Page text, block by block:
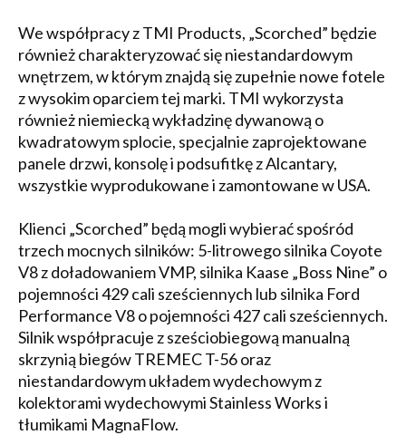
We współpracy z TMI Products, „Scorched” będzie
również charakteryzować się niestandardowym
wnętrzem, w którym znajdą się zupełnie nowe fotele
z wysokim oparciem tej marki. TMI wykorzysta
również niemiecką wykładzinę dywanową o
kwadratowym splocie, specjalnie zaprojektowane
panele drzwi, konsolę i podsufitkę z Alcantary,
wszystkie wyprodukowane i zamontowane w USA.
Klienci „Scorched” będą mogli wybierać spośród
trzech mocnych silników: 5-litrowego silnika Coyote
V8 z doładowaniem VMP, silnika Kaase „Boss Nine” o
pojemności 429 cali sześciennych lub silnika Ford
Performance V8 o pojemności 427 cali sześciennych.
Silnik współpracuje z sześciobiegową manualną
skrzynią biegów TREMEC T-56 oraz
niestandardowym układem wydechowym z
kolektorami wydechowymi Stainless Works i
tłumikami MagnaFlow.